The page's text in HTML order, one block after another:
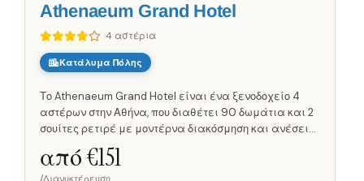
Athenaeum Grand Hotel
4 αστέρια
Κατάλυμα Πόλης
Το Athenaeum Grand Hotel είναι ένα ξενοδοχείο 4
αστέρων στην Αθήνα, που διαθέτει 90 δωμάτια και 2
σουίτες ρετιρέ με μοντέρνα διακόσμηση και ανέσεις.
Οι σουίτες ρετιρέ προσφέρουν θέα στην πόλη. Οι
επισκέπτες μπορούν να...
από €151
/Διανυκτέρευση